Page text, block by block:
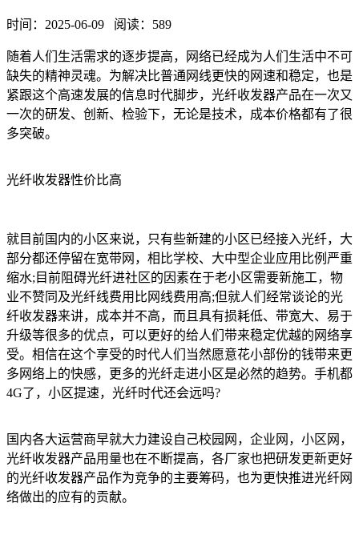
时间： 2025-06-09 阅读： 589
随着人们生活需求的逐步提高，网络已经成为人们生活中不可
缺失的精神灵魂。为解决比普通网线更快的网速和稳定，也是
紧跟这个高速发展的信息时代脚步，光纤收发器产品在一次又
一次的研发、创新、检验下，无论是技术，成本价格都有了很
多突破。
光纤收发器性价比高
就目前国内的小区来说，只有些新建的小区已经接入光纤，大
部分都还停留在宽带网，相比学校、大中型企业应用比例严重
缩水;目前阻碍光纤进社区的因素在于老小区需要新施工，物
业不赞同及光纤线费用比网线费用高;但就人们经常谈论的光
纤收发器来讲，成本并不高，而且具有损耗低、带宽大、易于
升级等很多的优点，可以更好的给人们带来稳定优越的网络享
受。相信在这个享受的时代人们当然愿意花小部份的钱带来更
多网络上的快感，更多的光纤走进小区是必然的趋势。手机都
4G了，小区提速，光纤时代还会远吗?
国内各大运营商早就大力建设自己校园网，企业网，小区网，
光纤收发器产品用量也在不断提高，各厂家也把研发更新更好
的光纤收发器产品作为竞争的主要筹码，也为更快推进光纤网
络做出的应有的贡献。